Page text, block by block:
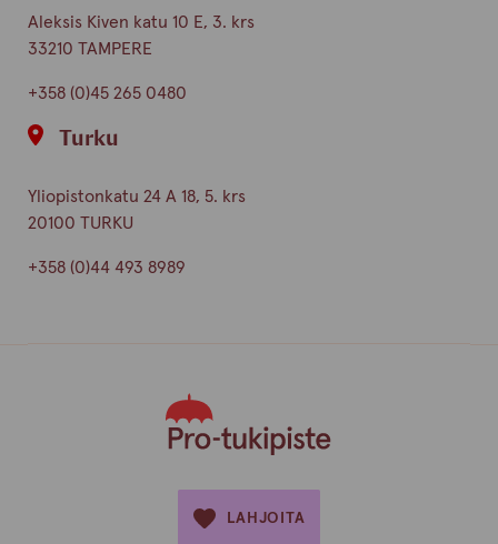
Aleksis Kiven katu 10 E, 3. krs
33210 TAMPERE
+358 (0)45 265 0480
Turku
Yliopistonkatu 24 A 18, 5. krs
20100 TURKU
+358 (0)44 493 8989
LAHJOITA